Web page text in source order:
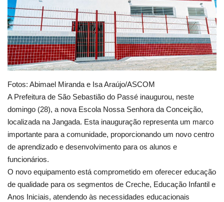
Educação
Municípios
Esportes
Saúde
Language
portugues English
Fotos: Abimael Miranda e Isa Araújo/ASCOM
A Prefeitura de São Sebastião do Passé inaugurou, neste
domingo (28), a nova Escola Nossa Senhora da Conceição,
localizada na Jangada. Esta inauguração representa um marco
importante para a comunidade, proporcionando um novo centro
de aprendizado e desenvolvimento para os alunos e
funcionários.
O novo equipamento está comprometido em oferecer educação
de qualidade para os segmentos de Creche, Educação Infantil e
Anos Iniciais, atendendo às necessidades educacionais